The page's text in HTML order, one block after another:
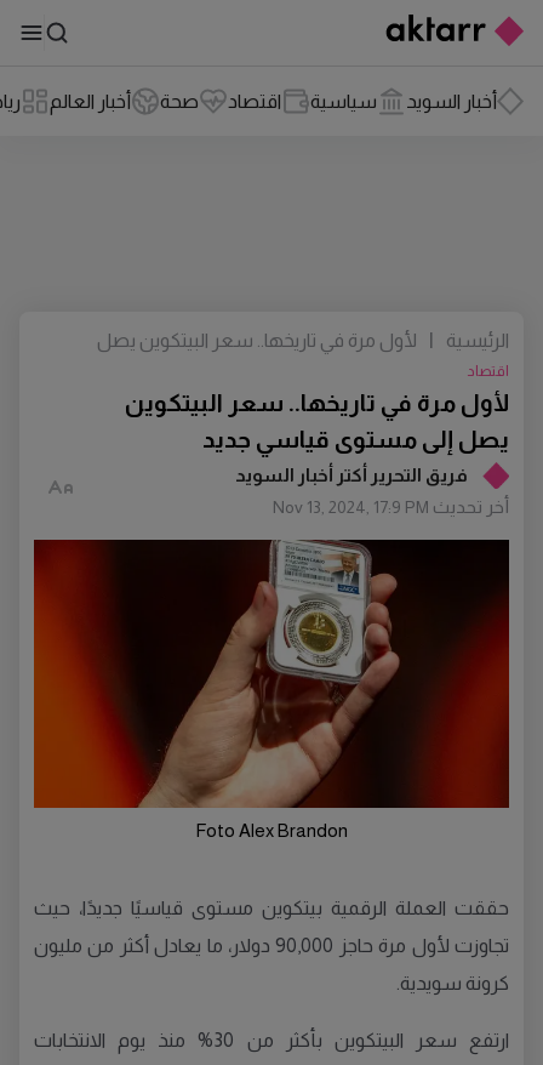
أخبار السويد سياسية اقتصاد صحة أخبار العالم
فريق التحرير أكتر أخبار السويد
أخر تحديث Nov 13, 2024, 17:9 PM
لأول مرة في تاريخها.. سعر البيتكوين
يصل إلى مستوى قياسي جديد
اقتصاد
الرئيسية |
لأول مرة في تاريخها.. سعر البيتكوين يصل
Foto Alex Brandon
حققت العملة الرقمية بيتكوين مستوى قياسيًا جديدًا، حيث
تجاوزت لأول مرة حاجز 90,000 دولار، ما يعادل أكثر من مليون
كرونة سويدية.
ارتفع سعر البيتكوين بأكثر من 30% منذ يوم الانتخابات